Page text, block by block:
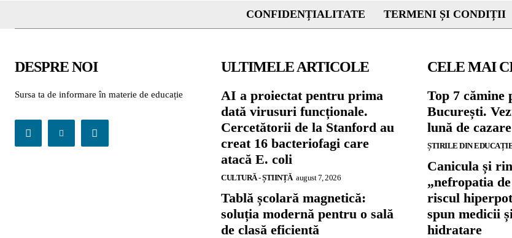
CONFIDENȚIALITATE TERMENI ȘI CONDIȚII
DESPRE NOI
Sursa ta de informare în materie de educație
ULTIMELE ARTICOLE
AI a proiectat pentru prima
dată virusuri funcționale.
Cercetătorii de la Stanford au
creat 16 bacteriofagi care
atacă E. coli
CULTURĂ - ȘTIINȚĂ august 7, 2026
Tablă școlară magnetică:
soluția modernă pentru o sală
de clasă eficientă
CELE MAI
Top 7 cămine
București.
lună de cazare
ȘTIRILE DIN
Canicula și
„nefropatia
riscul
spun medicii
hidratare